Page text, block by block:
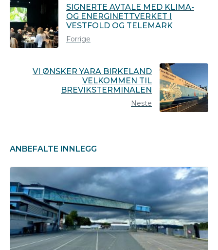
SIGNERTE AVTALE MED KLIMA-
OG ENERGINETTVERKET I
VESTFOLD OG TELEMARK
Forrige
VI ØNSKER YARA BIRKELAND
VELKOMMEN TIL
BREVIKSTERMINALEN
Neste
ANBEFALTE INNLEGG